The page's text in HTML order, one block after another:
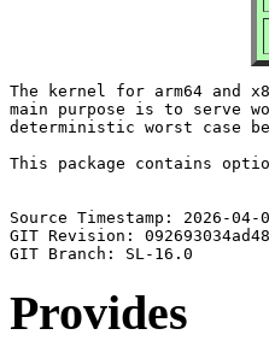
The kernel for arm64 and
main purpose is to serve
deterministic worst case
This package contains
Source Timestamp: 2026-04-
GIT Revision:
Provides